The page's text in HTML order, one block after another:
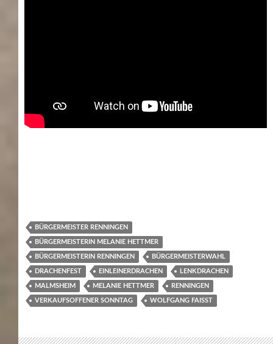
BÜRGERMEISTER RENNINGEN
BÜRGERMEISTERIN MELANIE HETTMER
BÜRGERMEISTERIN RENNINGEN BÜRGERMEISTERWAHL
DRACHENFEST EINLEINERDRACHEN LENKDRACHEN
MALMSHEIM MELANIE HETTMER RENNINGEN
VERKAUFSOFFENER SONNTAG WOLFGANG FAISST